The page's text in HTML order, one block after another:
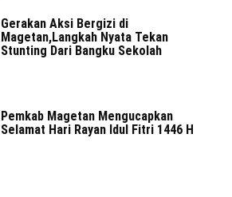
Gerakan Aksi Bergizi di
Magetan,Langkah Nyata Tekan
Stunting Dari Bangku Sekolah
Pemkab Magetan Mengucapkan
Selamat Hari Rayan Idul Fitri 1446 H